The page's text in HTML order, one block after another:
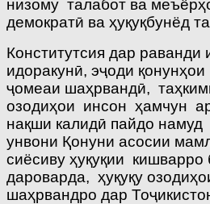
низому талабот ва
демократӣ ва ҳуқуқбунёд
Конститутсия дар раванди
идоракунӣ, эҷоди
ҷомеаи шаҳрвандӣ,
озодиҳои инсон ҳамчун
нақши калидӣ пайдо
унвони Қонуни асосии
сиёсиву ҳуқуқии кишварро
дароварда, ҳуқуқу
шаҳрвандро дар